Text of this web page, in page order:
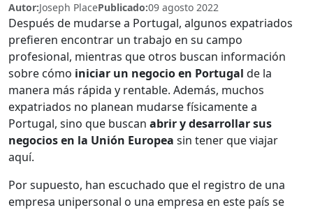
Autor:Joseph PlacePublicado:09 agosto 2022
Después de mudarse a Portugal, algunos expatriados
prefieren encontrar un trabajo en su campo
profesional, mientras que otros buscan información
sobre cómo iniciar un negocio en Portugal de la
manera más rápida y rentable. Además, muchos
expatriados no planean mudarse físicamente a
Portugal, sino que buscan abrir y desarrollar sus
negocios en la Unión Europea sin tener que viajar
aquí.
Por supuesto, han escuchado que el registro de una
empresa unipersonal o una empresa en este país se